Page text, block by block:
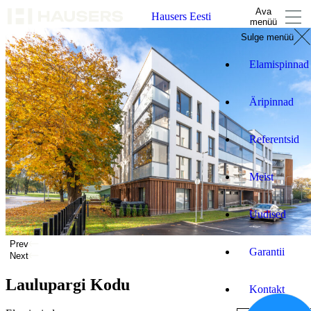
Hausers Eesti
Ava
menüü
Sulge menüü
Elamispinnad
Äripinnad
Referentsid
Meist
Uudised
Garantii
Kontakt
Prev
Next
Laulupargi Kodu